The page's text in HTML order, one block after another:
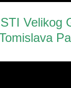
Velikog